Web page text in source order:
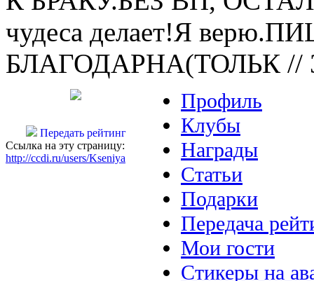
чудеса делает!Я
БЛАГОДАРНА(ТОЛЬК //
Передать рейтинг
Ссылка на эту страницу:
http://ccdi.ru/users/Kseniya
Профиль
Клубы
Награды
Статьи
Подарки
Передача
Мои гости
Стикеры на